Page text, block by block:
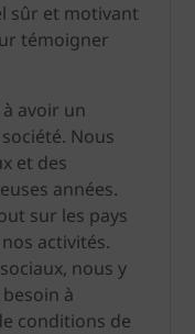
sûr et motivant
témoigner
avoir un
Nous
et des
années.
sur les pays
activités.
nous y
à
conditions de